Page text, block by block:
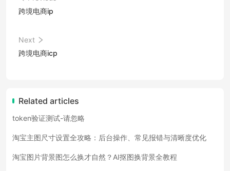
跨境电商ip
Next
跨境电商icp
Related articles
token验证测试-请忽略
淘宝主图尺寸设置全攻略：后台操作、常见报错与清晰度优化
淘宝图片背景图怎么换才自然？AI抠图换背景全教程